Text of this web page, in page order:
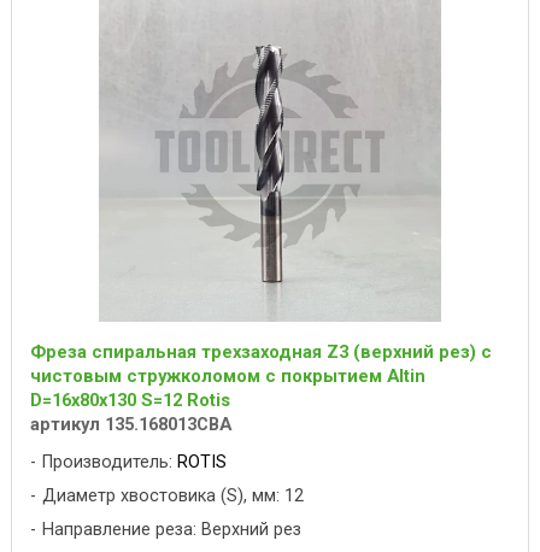
Фреза спиральная трехзаходная Z3 (верхний рез) с
чистовым стружколомом с покрытием Altin
D=16x80x130 S=12 Rotis
артикул 135.168013CBA
Производитель: ROTIS
Диаметр хвостовика (S), мм: 12
Направление реза: Верхний рез